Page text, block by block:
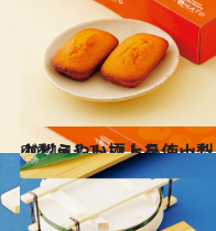
2011.12.2
ぶどうやトマトを使った山梨らしい極上品：山梨
グルメ